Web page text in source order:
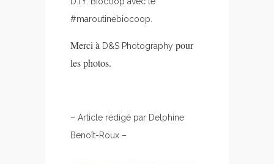
#maroutinebiocoop
Merci à D&S Photography pour
les photos.
– Article rédigé par Delphine
Benoît-Roux –